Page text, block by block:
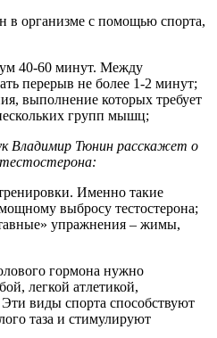
в организме с помощью спорта,
40-60 минут. Между
перерыв не более 1-2 минут;
выполнение которых требует
групп мышц;
Владимир Тюнин расскажет о
тестостерона:
Именно такие
выбросу тестостерона;
упражнения – жимы,
гормона нужно
легкой атлетикой,
виды спорта способствуют
таза и стимулируют